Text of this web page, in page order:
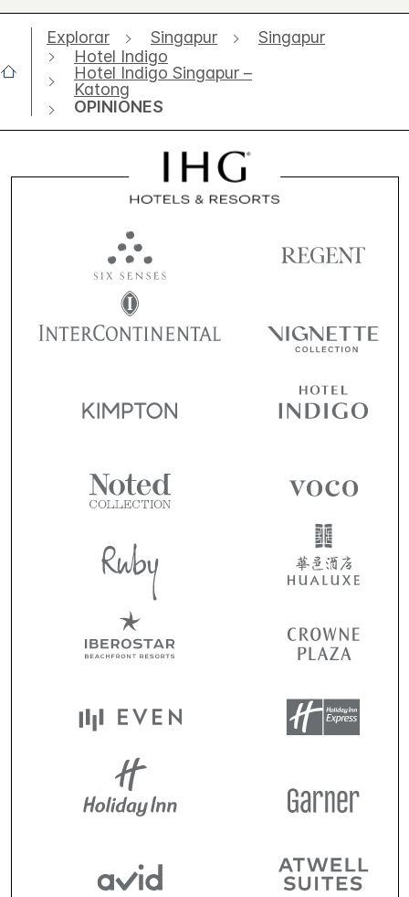
Explorar Singapur
Singapur
Hotel Indigo
Hotel Indigo Singapur –
Katong
OPINIONES